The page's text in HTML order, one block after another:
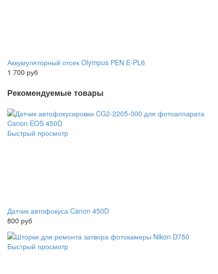
Аккумуляторный отсек Olympus PEN E-PL6
1 700 руб
Рекомендуемые товары
Быстрый просмотр
Датчик автофокуса Canon 450D
800 руб
Быстрый просмотр